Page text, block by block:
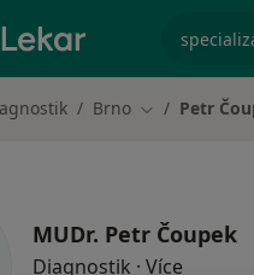
Brno Změna města
Petr
MUDr. Petr Čoupek
Diagnostik · Více